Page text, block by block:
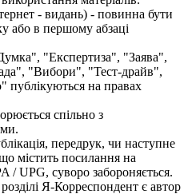
- видань) - повинна бути
або в першому абзаці
"Експертиза", "Заява",
"Вибори", "Тест-драйв",
на правах
спільно з
передрук, чи наступне
містить посилання на
/ UPG, суворо забороняється.
Я-Корреспондент є автор